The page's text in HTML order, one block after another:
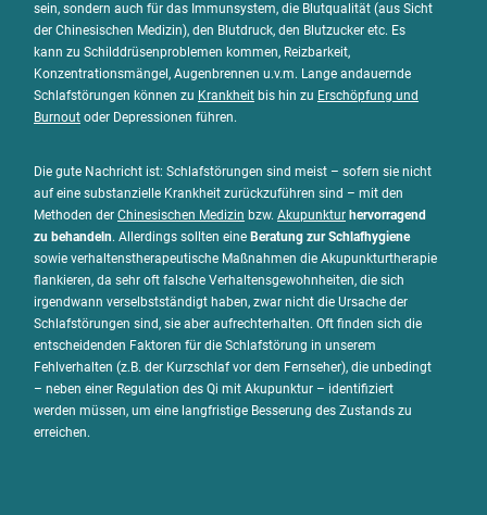
sein, sondern auch für das Immunsystem, die Blutqualität (aus Sicht
der Chinesischen Medizin), den Blutdruck, den Blutzucker etc. Es
kann zu Schilddrüsenproblemen kommen, Reizbarkeit,
Konzentrationsmängel, Augenbrennen u.v.m. Lange andauernde
Schlafstörungen können zu Krankheit bis hin zu Erschöpfung und
Burnout oder Depressionen führen.
Die gute Nachricht ist: Schlafstörungen sind meist – sofern sie nicht
auf eine substanzielle Krankheit zurückzuführen sind – mit den
Methoden der Chinesischen Medizin bzw. Akupunktur hervorragend
zu behandeln. Allerdings sollten eine Beratung zur Schlafhygiene
sowie verhaltenstherapeutische Maßnahmen die Akupunkturtherapie
flankieren, da sehr oft falsche Verhaltensgewohnheiten, die sich
irgendwann verselbstständigt haben, zwar nicht die Ursache der
Schlafstörungen sind, sie aber aufrechterhalten. Oft finden sich die
entscheidenden Faktoren für die Schlafstörung in unserem
Fehlverhalten (z.B. der Kurzschlaf vor dem Fernseher), die unbedingt
– neben einer Regulation des Qi mit Akupunktur – identifiziert
werden müssen, um eine langfristige Besserung des Zustands zu
erreichen.